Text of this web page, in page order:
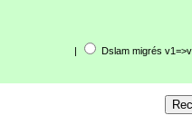
| Dslam migrés